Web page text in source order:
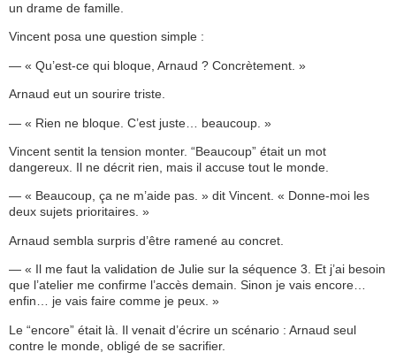
un drame de famille.
Vincent posa une question simple :
— « Qu’est-ce qui bloque, Arnaud ? Concrètement. »
Arnaud eut un sourire triste.
— « Rien ne bloque. C’est juste… beaucoup. »
Vincent sentit la tension monter. “Beaucoup” était un mot
dangereux. Il ne décrit rien, mais il accuse tout le monde.
— « Beaucoup, ça ne m’aide pas. » dit Vincent. « Donne-moi les
deux sujets prioritaires. »
Arnaud sembla surpris d’être ramené au concret.
— « Il me faut la validation de Julie sur la séquence 3. Et j’ai besoin
que l’atelier me confirme l’accès demain. Sinon je vais encore…
enfin… je vais faire comme je peux. »
Le “encore” était là. Il venait d’écrire un scénario : Arnaud seul
contre le monde, obligé de se sacrifier.